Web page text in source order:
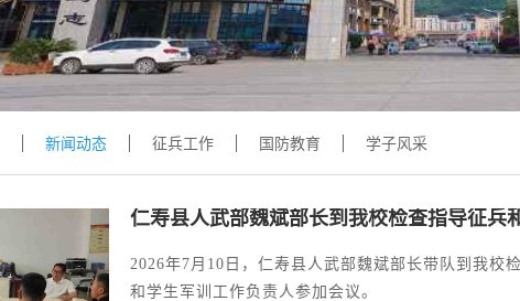
联系我们
教学改革
学术交流
新闻动态 征兵工作 国防教育 学子风采
仁寿县人武部魏斌部长到我校检查指导征兵
2026年7月10日，仁寿县人武部魏斌部长带队到我校
和学生军训工作负责人参加会议。